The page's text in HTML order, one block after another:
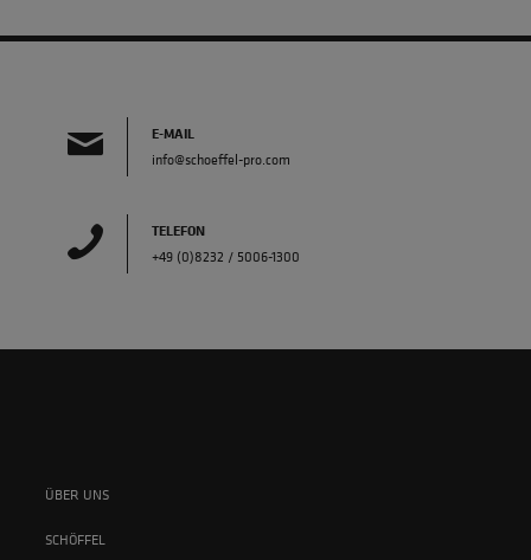
E-MAIL
info@schoeffel-pro.com
TELEFON
+49 (0)8232 / 5006-1300
ÜBER UNS
SCHÖFFEL